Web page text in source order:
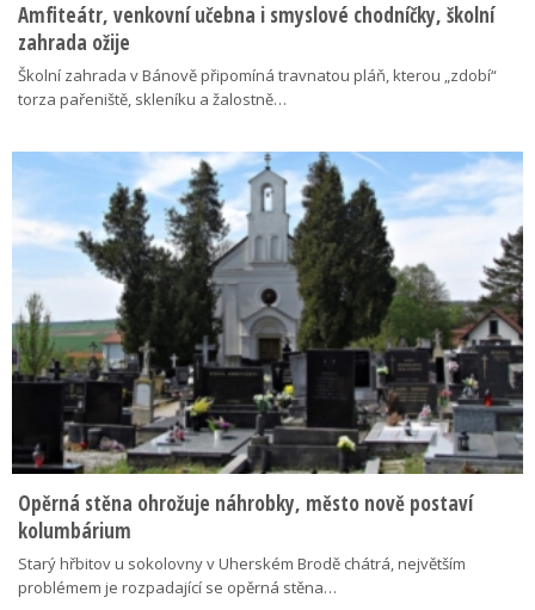
Amfiteátr, venkovní učebna i smyslové chodníčky, školní
zahrada ožije
Školní zahrada v Bánově připomíná travnatou pláň, kterou „zdobí“
torza pařeniště, skleníku a žalostně…
Opěrná stěna ohrožuje náhrobky, město nově postaví
kolumbárium
Starý hřbitov u sokolovny v Uherském Brodě chátrá, největším
problémem je rozpadající se opěrná stěna…